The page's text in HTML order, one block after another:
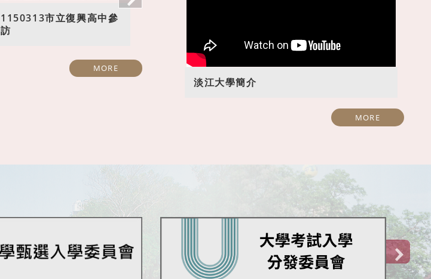
1150313市立復興高中參
訪
MORE
淡江大學簡介
MORE